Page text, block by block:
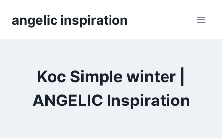
angelic inspiration
Koc Simple winter |
ANGELIC Inspiration